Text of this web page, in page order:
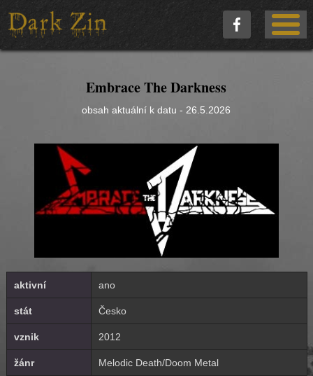
Embrace The Darkness
obsah aktuální k datu - 26.5.2026
aktivní ano
stát Česko
vznik 2012
žánr Melodic Death/Doom Metal